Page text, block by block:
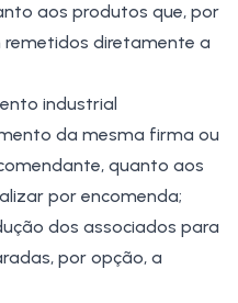
aos produtos que, por
diretamente a
industrial
da mesma firma ou
quanto aos
por encomenda;
dos associados para
por opção, a